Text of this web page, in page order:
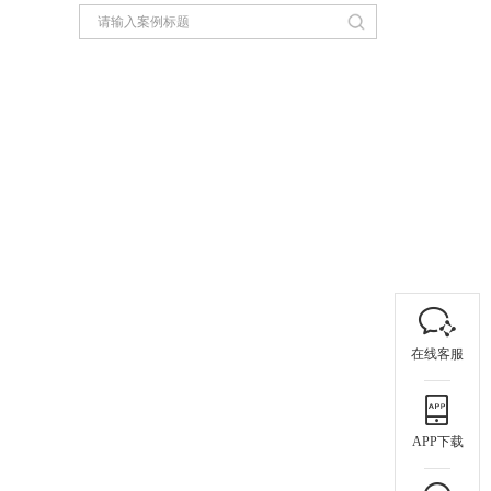
在线客服
APP下载